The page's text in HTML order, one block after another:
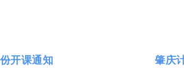
开课通知 肇庆